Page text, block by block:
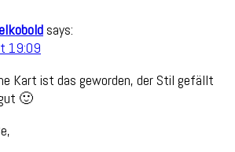
says:
19:09
Kart ist das geworden, der Stil gefällt
🙂